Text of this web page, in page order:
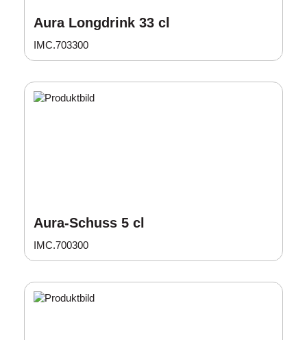
Aura Longdrink 33 cl
IMC.703300
Aura-Schuss 5 cl
IMC.700300